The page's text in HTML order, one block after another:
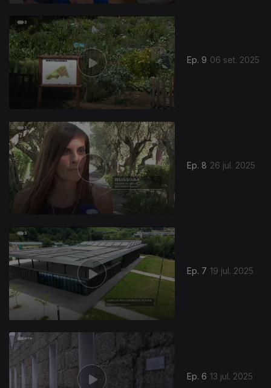
Ep. 9 06 set. 2025
Ep. 8 26 jul. 2025
Ep. 7 19 jul. 2025
Ep. 6 13 jul. 2025